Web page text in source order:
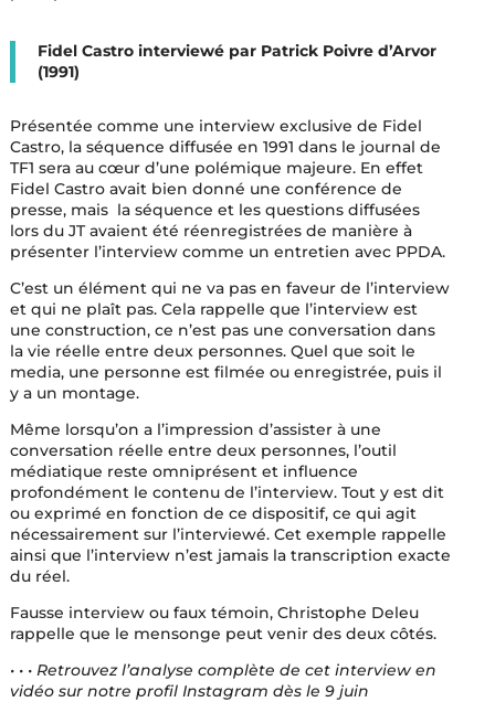
Fidel Castro interviewé par Patrick Poivre d’Arvor
(1991)
Présentée comme une interview exclusive de Fidel
Castro, la séquence diffusée en 1991 dans le journal de
TF1 sera au cœur d’une polémique majeure. En effet
Fidel Castro avait bien donné une conférence de
presse, mais la séquence et les questions diffusées
lors du JT avaient été réenregistrées de manière à
présenter l’interview comme un entretien avec PPDA.
C’est un élément qui ne va pas en faveur de l’interview
et qui ne plaît pas. Cela rappelle que l’interview est
une construction, ce n’est pas une conversation dans
la vie réelle entre deux personnes. Quel que soit le
media, une personne est filmée ou enregistrée, puis il
y a un montage.
Même lorsqu’on a l’impression d’assister à une
conversation réelle entre deux personnes, l’outil
médiatique reste omniprésent et influence
profondément le contenu de l’interview. Tout y est dit
ou exprimé en fonction de ce dispositif, ce qui agit
nécessairement sur l’interviewé. Cet exemple rappelle
ainsi que l’interview n’est jamais la transcription exacte
du réel.
Fausse interview ou faux témoin, Christophe Deleu
rappelle que le mensonge peut venir des deux côtés.
• • • Retrouvez l’analyse complète de cet interview en
vidéo sur notre profil Instagram dès le 9 juin